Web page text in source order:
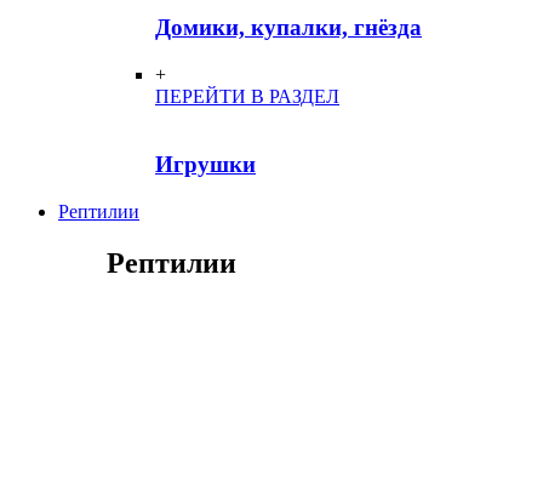
Домики, купалки, гнёзда
+
ПЕРЕЙТИ В РАЗДЕЛ
Игрушки
Рептилии
Рептилии